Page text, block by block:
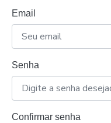
Email
Senha
Confirmar senha